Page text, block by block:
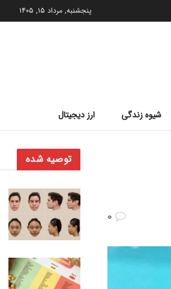
پنجشنبه, مرداد ۱۵, ۱۴۰۵
شیوه زندگی ارز دیجیتال
توصیه شده